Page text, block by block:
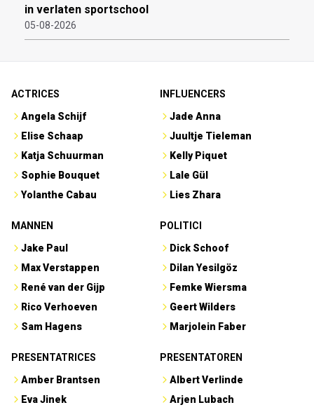
in verlaten sportschool
05-08-2026
ACTRICES
Angela Schijf
Elise Schaap
Katja Schuurman
Sophie Bouquet
Yolanthe Cabau
INFLUENCERS
Jade Anna
Juultje Tieleman
Kelly Piquet
Lale Gül
Lies Zhara
MANNEN
Jake Paul
Max Verstappen
René van der Gijp
Rico Verhoeven
Sam Hagens
POLITICI
Dick Schoof
Dilan Yesilgöz
Femke Wiersma
Geert Wilders
Marjolein Faber
PRESENTATRICES
Amber Brantsen
Eva Jinek
PRESENTATOREN
Albert Verlinde
Arjen Lubach